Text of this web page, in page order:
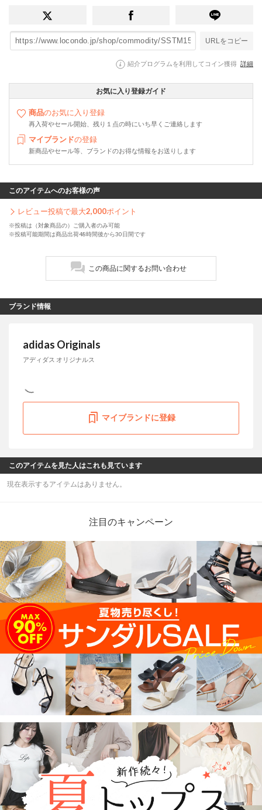
URLをコピー
紹介プログラムを利用してコイン獲得 詳細
お気に入り登録ガイド
商品のお気に入り登録
再入荷やセール開始、残り１点の時にいち早くご連絡します
マイブランドの登録
新商品やセール等、ブランドのお得な情報をお送りします
このアイテムへのお客様の声
レビュー投稿で最大2,000ポイント
※投稿は（対象商品の）ご購入者のみ可能
※投稿可能期間は商品出荷48時間後から30日間です
この商品に関するお問い合わせ
ブランド情報
adidas Originals
アディダス オリジナルス
マイブランドに登録
このアイテムを見た人はこれも見ています
現在表示するアイテムはありません。
注目のキャンペーン